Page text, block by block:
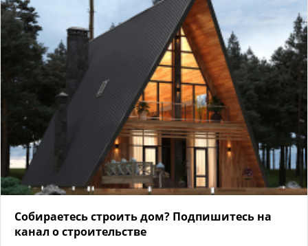
Собираетесь строить дом? Подпишитесь на
канал о строительстве